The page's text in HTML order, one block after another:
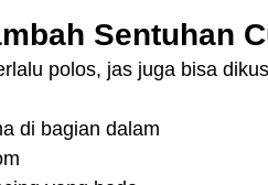
Sentuhan
polos, jas juga bisa
di bagian dalam